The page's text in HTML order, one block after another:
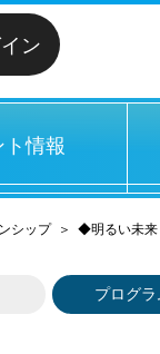
ン
ト情報
シップ ＞ ◆明るい未来
プログ